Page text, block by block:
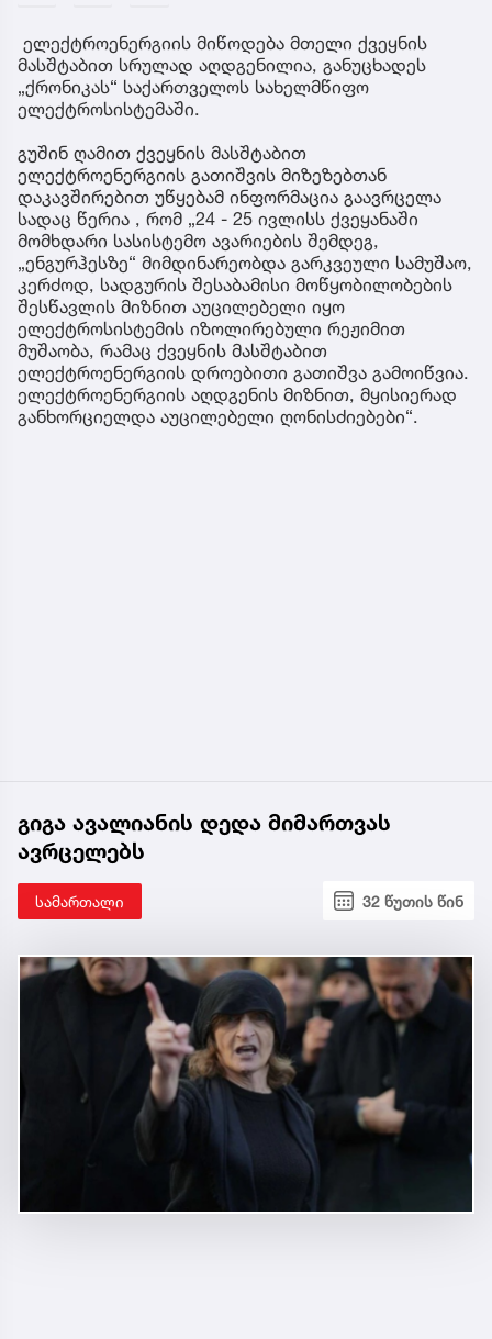
ელექტროენერგიის მიწოდება მთელი ქვეყნის
მასშტაბით სრულად აღდგენილია, განუცხადეს
„ქრონიკას“ საქართველოს სახელმწიფო
ელექტროსისტემაში.
გუშინ ღამით ქვეყნის მასშტაბით
ელექტროენერგიის გათიშვის მიზეზებთან
დაკავშირებით უწყებამ ინფორმაცია გაავრცელა
სადაც წერია , რომ „24 - 25 ივლისს ქვეყანაში
მომხდარი სასისტემო ავარიების შემდეგ,
„ენგურჰესზე“ მიმდინარეობდა გარკვეული სამუშაო,
კერძოდ, სადგურის შესაბამისი მოწყობილობების
შესწავლის მიზნით აუცილებელი იყო
ელექტროსისტემის იზოლირებული რეჟიმით
მუშაობა, რამაც ქვეყნის მასშტაბით
ელექტროენერგიის დროებითი გათიშვა გამოიწვია.
ელექტროენერგიის აღდგენის მიზნით, მყისიერად
განხორციელდა აუცილებელი ღონისძიებები“.
გიგა ავალიანის დედა მიმართვას
ავრცელებს
სამართალი 32 წუთის წინ